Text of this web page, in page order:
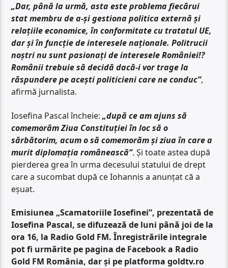
„Dar, până la urmă, asta este problema fiecărui
stat membru de a-și gestiona politica externă și
relațiile economice, în conformitate cu tratatul UE,
dar și în funcție de interesele naționale. Politrucii
noștri nu sunt pasionați de interesele României!?
Românii trebuie să decidă dacă-i vor trage la
răspundere pe acești politicieni care ne conduc”,
afirmă jurnalista.
Iosefina Pascal încheie:„după ce am ajuns să
comemorăm Ziua Constituției în loc să o
sărbătorim, acum o să comemorăm și ziua în care a
murit diplomația românească”. Și toate astea după
pierderea grea în urma decesului statului de drept
care a sucombat după ce Iohannis a anunțat că a
eșuat.
Emisiunea „Scamatoriile Iosefinei”, prezentată de
Iosefina Pascal, se difuzează de luni până joi de la
ora 16, la Radio Gold FM. Înregistrările integrale
pot fi urmărite pe pagina de Facebook a Radio
Gold FM România, dar și pe platforma goldtv.ro